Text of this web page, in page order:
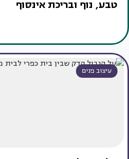
טבע, נוף ובריכת אינסוף
עיצוב פנים